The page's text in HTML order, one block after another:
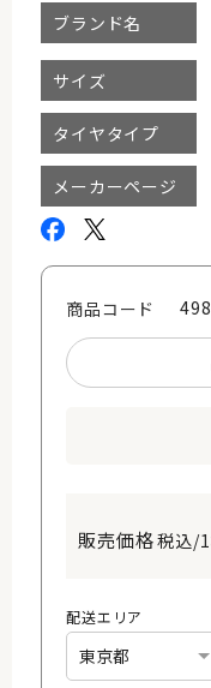
ブランド名
サイズ
タイヤタイプ
メーカーページ
商品コード
税込/
配送エリア